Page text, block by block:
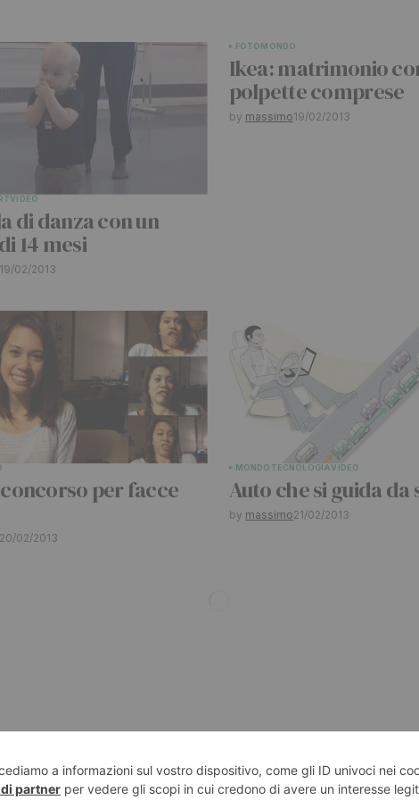
VIDEO
di danza con un
14 mesi
19/02/2013
FOTOMONDO
Ikea: matrimonio
polpette comprese
by massimo19/02/2013
per facce
20/02/2013
MONDO TECNOLOGIAVIDEO
Auto che si guida da
by massimo21/02/2013